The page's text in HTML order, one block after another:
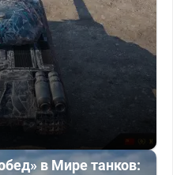
в Мире танков: